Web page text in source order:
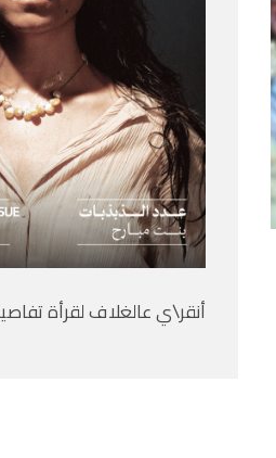
أنقر\ي عالغلاف لقرأة